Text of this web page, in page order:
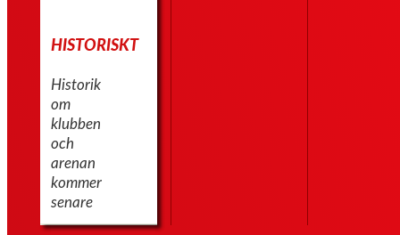
HISTORISKT
Historik
om
klubben
och
arenan
kommer
senare